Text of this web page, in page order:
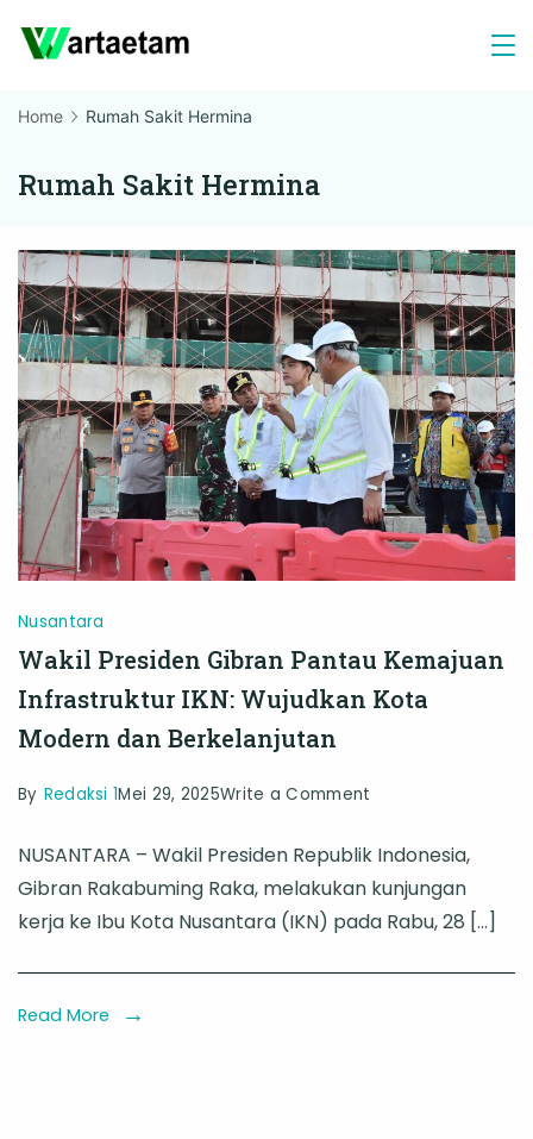
Home Rumah Sakit Hermina
Rumah Sakit Hermina
Nusantara
Wakil Presiden Gibran Pantau Kemajuan
Infrastruktur IKN: Wujudkan Kota
Modern dan Berkelanjutan
By Redaksi 1Mei 29, 2025Write a Comment
Presiden
Gibran
Pantau
Kemajuan
NUSANTARA – Wakil Presiden Republik Indonesia,
Gibran Rakabuming Raka, melakukan kunjungan
kerja ke Ibu Kota Nusantara (IKN) pada Rabu, 28 […]
Read More